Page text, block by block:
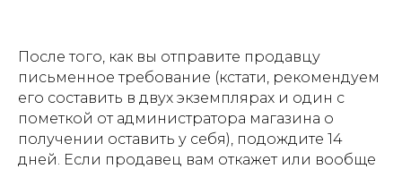
После того, как вы отправите продавцу
письменное требование (кстати, рекомендуем
его составить в двух экземплярах и один с
пометкой от администратора магазина о
получении оставить у себя), подождите 14
дней. Если продавец вам откажет или вообще